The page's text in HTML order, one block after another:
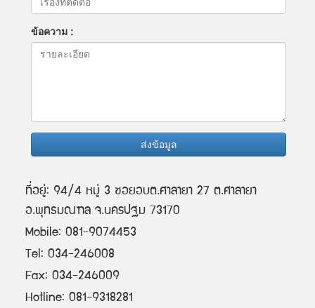
ข้อความ :
ส่งข้อมูล
ที่อยู่: 94/4 หมู่ 3 ซอยอบต.ศาลายา 27 ต.ศาลายา
อ.พุทธมณฑล จ.นครปฐม 73170
Mobile: 081-9074453
Tel: 034-246008
Fax: 034-246009
Hotline: 081-9318281